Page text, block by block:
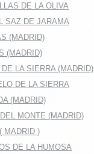
DE LA OLIVA
SAZ DE JARAMA
(MADRID)
(MADRID)
LA SIERRA (MADRID)
DE LA SIERRA
(MADRID)
DEL MONTE (MADRID)
MADRID )
DE LA HUMOSA